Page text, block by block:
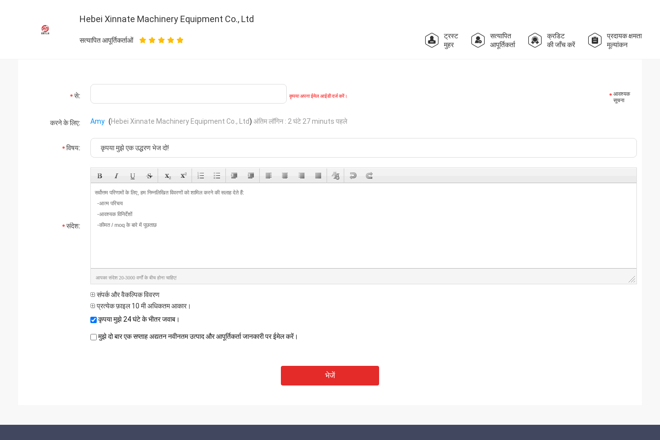
Hebei Xinnate Machinery Equipment Co., Ltd
सत्यापित आपूर्तिकर्ताओं
ट्रस्ट
मुहर
सत्यापित
आपूर्तिकर्ता
क्रडिट
की जाँच करें
प्रदायक क्षमता
मूल्यांकन
से: कृपया अपना ईमेल आईडी दर्ज करें।
आवश्यक
सूचना
करने के लिए: Amy (Hebei Xinnate Machinery Equipment Co., Ltd) अंतिम लॉगिन : 2 घंटे 27 minuts पहले
विषय:
संदेश:
आपका संदेश 20-3000 वर्णों के बीच होना चाहिए!
संपर्क और वैकल्पिक विवरण
प्रत्येक फ़ाइल 10 मी अधिकतम आकार।
कृपया मुझे 24 घंटे के भीतर जवाब।
मुझे दो बार एक सप्ताह अद्यतन नवीनतम उत्पाद और आपूर्तिकर्ता जानकारी पर ईमेल करें।